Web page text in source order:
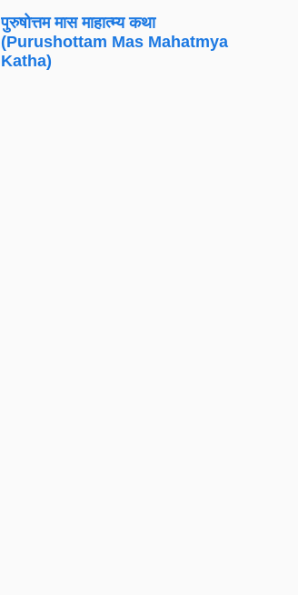
पुरुषोत्तम मास माहात्म्य कथा
(Purushottam Mas Mahatmya
Katha)